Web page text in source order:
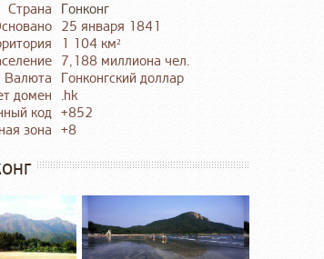
Страна
Гонконг
25 января 1841
1 104 км²
7,188 миллиона чел.
Валюта
Гонконгский доллар
домен
.hk
код +852
зона +8